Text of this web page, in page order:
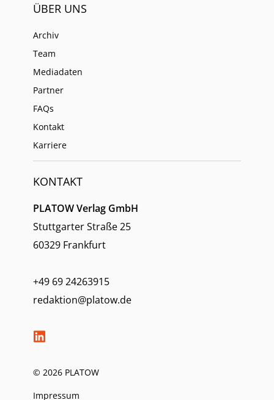
ÜBER UNS
Archiv
Team
Mediadaten
Partner
FAQs
Kontakt
Karriere
KONTAKT
PLATOW Verlag GmbH
Stuttgarter Straße 25
60329 Frankfurt
+49 69 24263915
redaktion@platow.de
© 2026 PLATOW
Impressum